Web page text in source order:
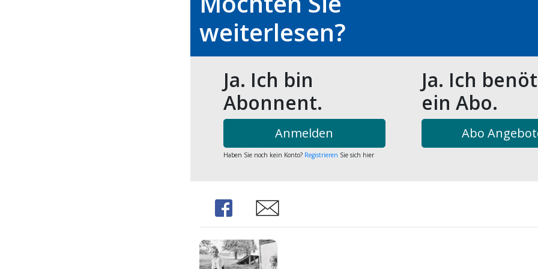
weiterlesen?
Ja. Ich bin
Abonnent.
Anmelden
Haben Sie noch kein Konto?Registrieren Sie sich hier
Ja. Ich
ein Abo.
Abo
Share Share